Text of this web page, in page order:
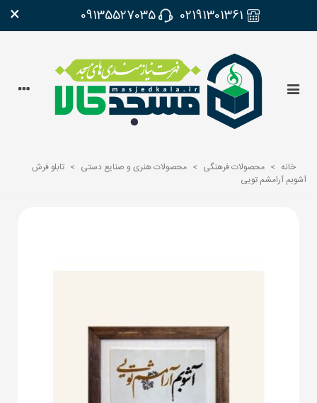
02191301361
09135527035
×
خانه > محصولات فرهنگی > محصولات هنری و صنایع دستی > تابلو فرش
آشوبم آرامشم تویی